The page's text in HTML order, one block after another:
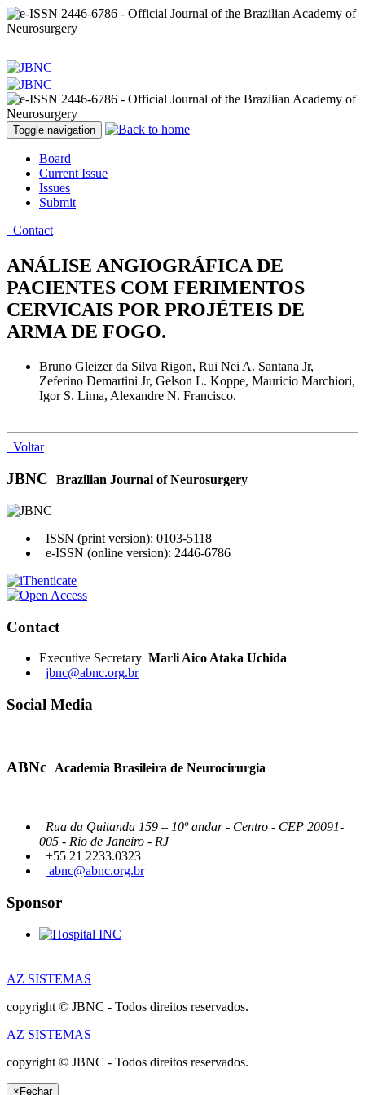
Toggle navigation
Board
Current Issue
Issues
Submit
Contact
ANÁLISE ANGIOGRÁFICA DE
PACIENTES COM FERIMENTOS
CERVICAIS POR PROJÉTEIS DE
ARMA DE FOGO.
Bruno Gleizer da Silva Rigon, Rui Nei A. Santana Jr,
Zeferino Demartini Jr, Gelson L. Koppe, Mauricio Marchiori,
Igor S. Lima, Alexandre N. Francisco.
Voltar
JBNC Brazilian Journal of Neurosurgery
ISSN (print version): 0103-5118
e-ISSN (online version): 2446-6786
Contact
Executive Secretary Marli Aico Ataka Uchida
jbnc@abnc.org.br
Social Media
ABNc Academia Brasileira de Neurocirurgia
Rua da Quitanda 159 – 10º andar - Centro - CEP 20091-
005 - Rio de Janeiro - RJ
+55 21 2233.0323
abnc@abnc.org.br
Sponsor
AZ SISTEMAS
copyright © JBNC - Todos direitos reservados.
AZ SISTEMAS
copyright © JBNC - Todos direitos reservados.
×Fechar